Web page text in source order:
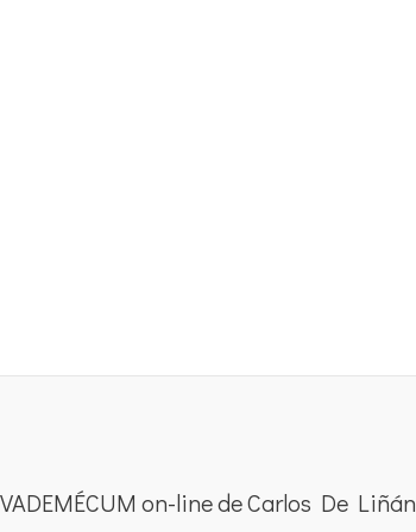
VADEMÉCUM on-line de Carlos De Liñán